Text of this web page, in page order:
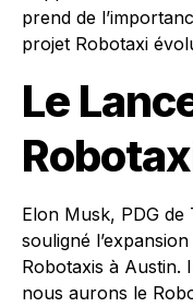
prend de
projet Robotaxi
Le
Elon Musk, PDG de
souligné
Robotaxis à Austin.
nous aurons le